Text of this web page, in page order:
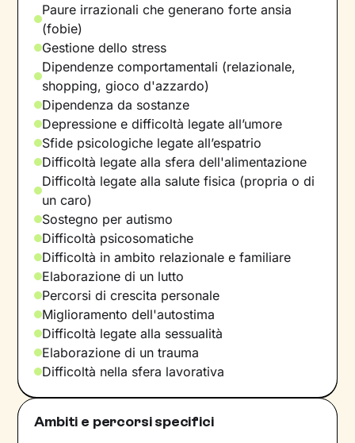
Paure irrazionali che generano forte ansia
(fobie)
Gestione dello stress
Dipendenze comportamentali (relazionale,
shopping, gioco d'azzardo)
Dipendenza da sostanze
Depressione e difficoltà legate all’umore
Sfide psicologiche legate all’espatrio
Difficoltà legate alla sfera dell'alimentazione
Difficoltà legate alla salute fisica (propria o di
un caro)
Sostegno per autismo
Difficoltà psicosomatiche
Difficoltà in ambito relazionale e familiare
Elaborazione di un lutto
Percorsi di crescita personale
Miglioramento dell'autostima
Difficoltà legate alla sessualità
Elaborazione di un trauma
Difficoltà nella sfera lavorativa
Ambiti e percorsi specifici